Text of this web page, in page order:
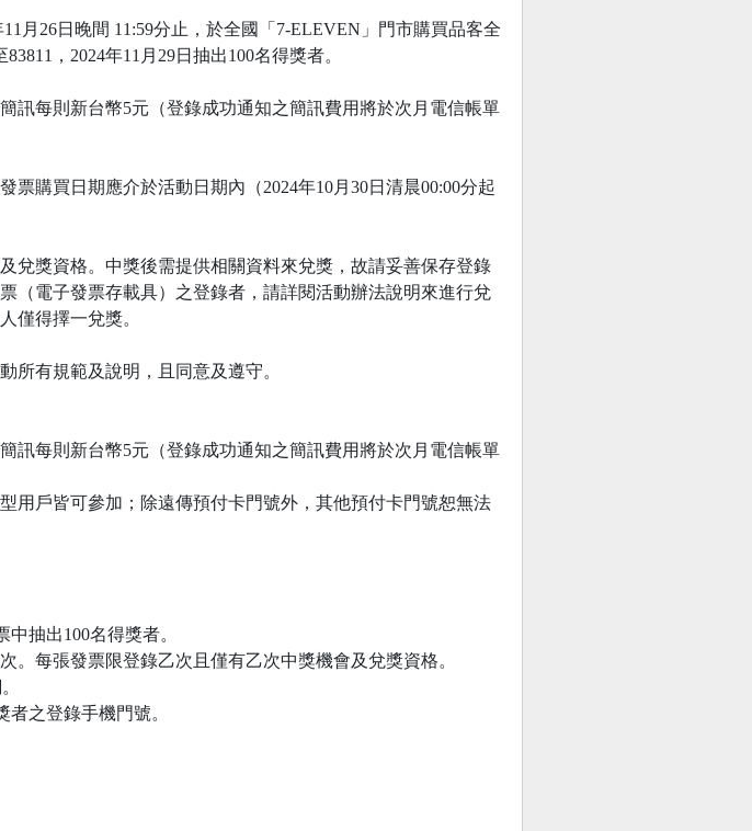
月26日晚間 11:59分止，於全國「7-ELEVEN」門市購買品客全
，2024年11月29日抽出100名得獎者。
每則新台幣5元（登錄成功通知之簡訊費用將於次月電信帳單
購買日期應介於活動日期內（2024年10月30日清晨00:00分起
兌獎資格。中獎後需提供相關資料來兌獎，故請妥善保存登錄
（電子發票存載具）之登錄者，請詳閱活動辦法說明來進行兌
僅得擇一兌獎。
所有規範及說明，且同意及遵守。
訊每則新台幣5元（登錄成功通知之簡訊費用將於次月電信帳單
用戶皆可參加；除遠傳預付卡門號外，其他預付卡門號恕無法
抽出100名得獎者。
每張發票限登錄乙次且僅有乙次中獎機會及兌獎資格。
之登錄手機門號。